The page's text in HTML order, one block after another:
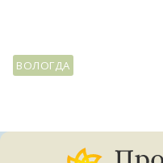
ВОЛОГДА